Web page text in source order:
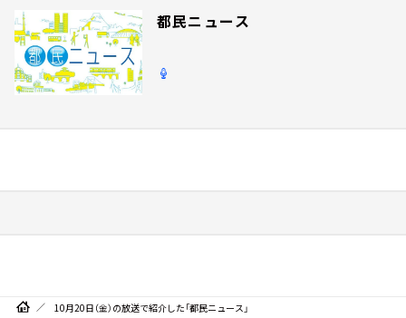
都民ニュース
10月20日（金）の放送で紹介した「都民ニュース」